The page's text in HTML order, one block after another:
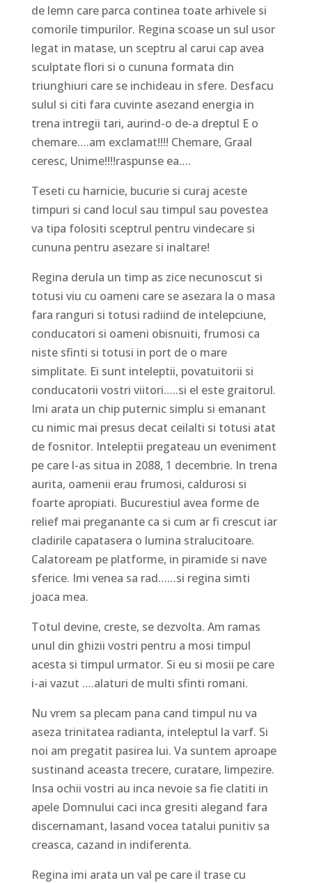
de lemn care parca continea toate arhivele si
comorile timpurilor. Regina scoase un sul usor
legat in matase, un sceptru al carui cap avea
sculptate flori si o cununa formata din
triunghiuri care se inchideau in sfere. Desfacu
sulul si citi fara cuvinte asezand energia in
trena intregii tari, aurind-o de-a dreptul E o
chemare….am exclamat!!!! Chemare, Graal
ceresc, Unime!!!!raspunse ea….
Teseti cu harnicie, bucurie si curaj aceste
timpuri si cand locul sau timpul sau povestea
va tipa folositi sceptrul pentru vindecare si
cununa pentru asezare si inaltare!
Regina derula un timp as zice necunoscut si
totusi viu cu oameni care se asezara la o masa
fara ranguri si totusi radiind de intelepciune,
conducatori si oameni obisnuiti, frumosi ca
niste sfinti si totusi in port de o mare
simplitate. Ei sunt inteleptii, povatuitorii si
conducatorii vostri viitori…..si el este graitorul.
Imi arata un chip puternic simplu si emanant
cu nimic mai presus decat ceilalti si totusi atat
de fosnitor. Inteleptii pregateau un eveniment
pe care l-as situa in 2088, 1 decembrie. In trena
aurita, oamenii erau frumosi, caldurosi si
foarte apropiati. Bucurestiul avea forme de
relief mai preganante ca si cum ar fi crescut iar
cladirile capatasera o lumina stralucitoare.
Calatoream pe platforme, in piramide si nave
sferice. Imi venea sa rad……si regina simti
joaca mea.
Totul devine, creste, se dezvolta. Am ramas
unul din ghizii vostri pentru a mosi timpul
acesta si timpul urmator. Si eu si mosii pe care
i-ai vazut ….alaturi de multi sfinti romani.
Nu vrem sa plecam pana cand timpul nu va
aseza trinitatea radianta, inteleptul la varf. Si
noi am pregatit pasirea lui. Va suntem aproape
sustinand aceasta trecere, curatare, limpezire.
Insa ochii vostri au inca nevoie sa fie clatiti in
apele Domnului caci inca gresiti alegand fara
discernamant, lasand vocea tatalui punitiv sa
creasca, cazand in indiferenta.
Regina imi arata un val pe care il trase cu